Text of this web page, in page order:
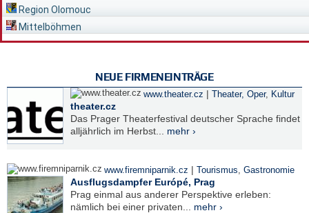
Region Olomouc
Mittelböhmen
NEUE FIRMENEINTRÄGE
www.theater.cz | Theater, Oper, Kultur
theater.cz
Das Prager Theaterfestival deutscher Sprache findet
alljährlich im Herbst... mehr ›
www.firemniparnik.cz | Tourismus, Gastronomie
Ausflugsdampfer Európé, Prag
Prag einmal aus anderer Perspektive erleben:
nämlich bei einer privaten... mehr ›